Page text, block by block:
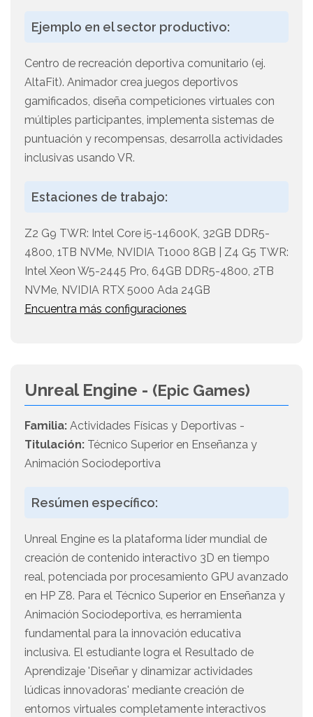
Ejemplo en el sector productivo:
Centro de recreación deportiva comunitario (ej.
AltaFit). Animador crea juegos deportivos
gamificados, diseña competiciones virtuales con
múltiples participantes, implementa sistemas de
puntuación y recompensas, desarrolla actividades
inclusivas usando VR.
Estaciones de trabajo:
Z2 G9 TWR: Intel Core i5-14600K, 32GB DDR5-
4800, 1TB NVMe, NVIDIA T1000 8GB | Z4 G5 TWR:
Intel Xeon W5-2445 Pro, 64GB DDR5-4800, 2TB
NVMe, NVIDIA RTX 5000 Ada 24GB
Encuentra más configuraciones
Unreal Engine - (Epic Games)
Familia: Actividades Físicas y Deportivas -
Titulación: Técnico Superior en Enseñanza y
Animación Sociodeportiva
Resúmen específico:
Unreal Engine es la plataforma líder mundial de
creación de contenido interactivo 3D en tiempo
real, potenciada por procesamiento GPU avanzado
en HP Z8. Para el Técnico Superior en Enseñanza y
Animación Sociodeportiva, es herramienta
fundamental para la innovación educativa
inclusiva. El estudiante logra el Resultado de
Aprendizaje 'Diseñar y dinamizar actividades
lúdicas innovadoras' mediante creación de
entornos virtuales completamente interactivos